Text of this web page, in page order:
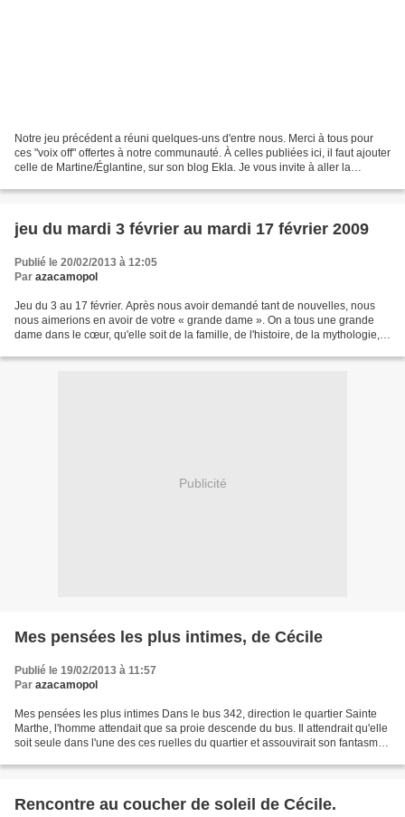
Notre jeu précédent a réuni quelques-uns d'entre nous. Merci à tous pour
ces "voix off" offertes à notre communauté. À celles publiées ici, il faut ajouter
celle de Martine/Églantine, sur son blog Ekla. Je vous invite à aller la
jeu du mardi 3 février au mardi 17 février 2009
Publié le 20/02/2013 à 12:05
Par azacamopol
Jeu du 3 au 17 février. Après nous avoir demandé tant de nouvelles, nous
nous aimerions en avoir de votre « grande dame ». On a tous une grande
dame dans le cœur, qu'elle soit de la famille, de l'histoire, de la mythologie,
Publicité
Mes pensées les plus intimes, de Cécile
Publié le 19/02/2013 à 11:57
Par azacamopol
Mes pensées les plus intimes Dans le bus 342, direction le quartier Sainte
Marthe, l'homme attendait que sa proie descende du bus. Il attendrait qu'elle
soit seule dans l'une des ces ruelles du quartier et assouvirait son fantasme !
Rencontre au coucher de soleil de Cécile.